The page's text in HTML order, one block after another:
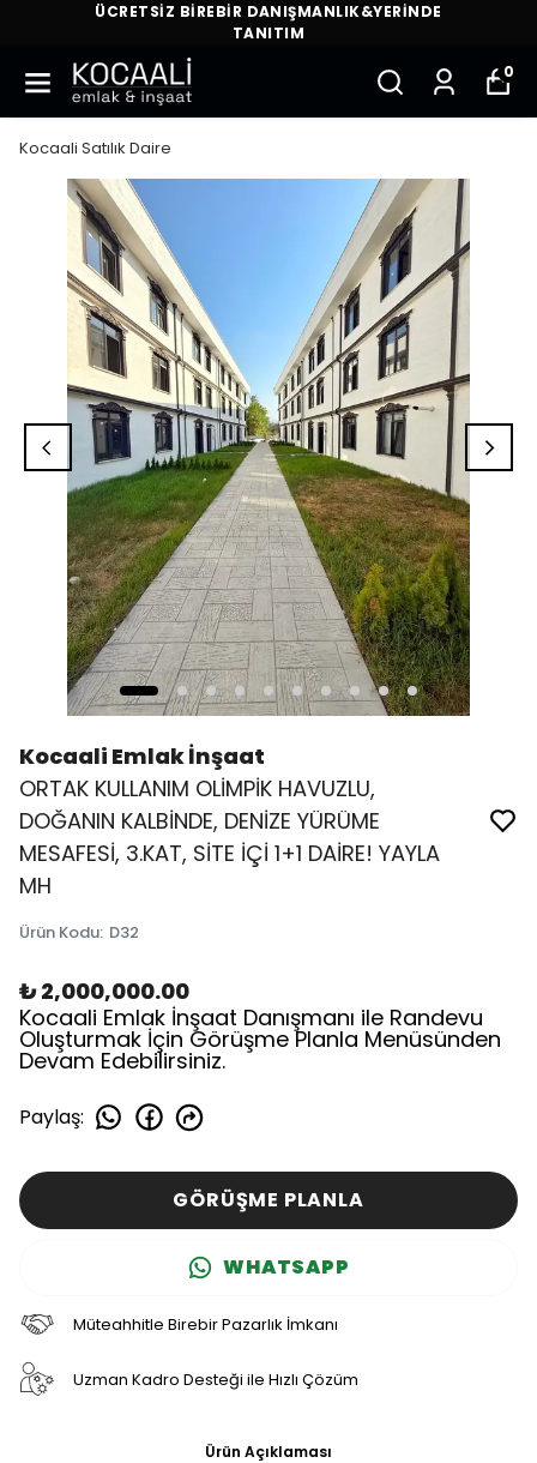
ÜCRETSİZ BİREBİR DANIŞMANLIK&YERİNDE
TANITIM
0
Kocaali Satılık Daire
Kocaali Emlak İnşaat
ORTAK KULLANIM OLİMPİK HAVUZLU,
DOĞANIN KALBİNDE, DENİZE YÜRÜME
MESAFESİ, 3.KAT, SİTE İÇİ 1+1 DAİRE! YAYLA
MH
Ürün Kodu: D32
₺ 2,000,000.00
Kocaali Emlak İnşaat Danışmanı ile Randevu
Oluşturmak İçin Görüşme Planla Menüsünden
Devam Edebilirsiniz.
Paylaş:
GÖRÜŞME PLANLA
WHATSAPP
Müteahhitle Birebir Pazarlık İmkanı
Uzman Kadro Desteği ile Hızlı Çözüm
Ürün Açıklaması